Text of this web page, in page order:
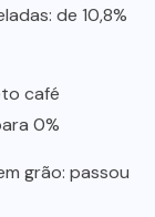
de 10,8%
café
0%
grão: passou